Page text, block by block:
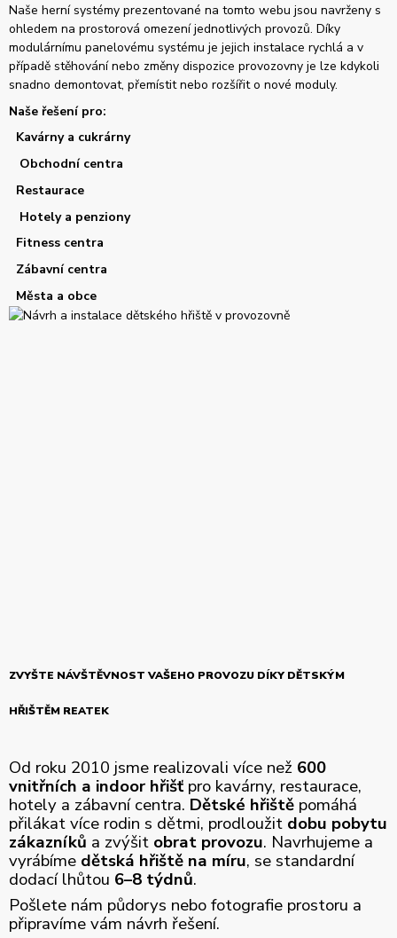
Naše herní systémy prezentované na tomto webu jsou navrženy s
ohledem na prostorová omezení jednotlivých provozů. Díky
modulárnímu panelovému systému je jejich instalace rychlá a v
případě stěhování nebo změny dispozice provozovny je lze kdykoli
snadno demontovat, přemístit nebo rozšířit o nové moduly.
Naše řešení pro:
Kavárny a cukrárny
Obchodní centra
Restaurace
Hotely a penziony
Fitness centra
Zábavní centra
Města a obce
ZVYŠTE NÁVŠTĚVNOST VAŠEHO PROVOZU DÍKY DĚTSKÝM
HŘIŠTĚM REATEK
Od roku 2010 jsme realizovali více než 600
vnitřních a indoor hřišťpro kavárny, restaurace,
hotely a zábavní centra. Dětské hřiště pomáhá
přilákat více rodin s dětmi, prodloužit dobu pobytu
zákazníků a zvýšit obrat provozu. Navrhujeme a
vyrábíme dětská hřiště na míru, se standardní
dodací lhůtou 6–8 týdnů.
Pošlete nám půdorys nebo fotografie prostoru a
připravíme vám návrh řešení.